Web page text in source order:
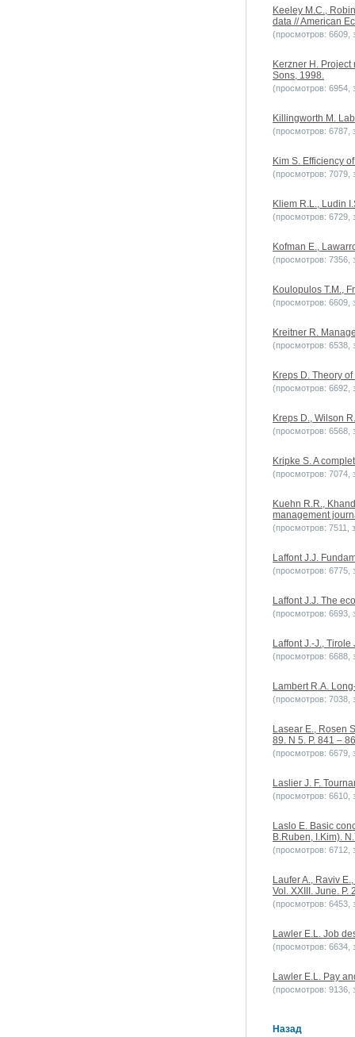
Keeley M.C.,
data // American
(просмотров: 6609,
Kerzner H.
Sons, 1998.
(просмотров: 6954,
Killingworth M.
(просмотров: 6787,
Kim S. Efficiency
(просмотров: 7079,
Kliem R.L., Ludin
(просмотров: 6729,
Kofman E.,
(просмотров: 7356,
Koulopulos T.M.,
(просмотров: 6609,
Kreitner R.
(просмотров: 6538,
Kreps D. Theory
(просмотров: 6692,
Kreps D., Wilson
(просмотров: 6568,
Kripke S. A
(просмотров: 7074,
Kuehn R.R.,
management
(просмотров: 7511,
Laffont J.J.
(просмотров: 6775,
Laffont J.J. The
(просмотров: 6693,
Laffont J.-J.,
(просмотров: 6688,
Lambert R.A.
(просмотров: 7038,
Lasear E., Rosen
89. N 5. P. 841 –
(просмотров: 6679,
Laslier J. F.
(просмотров: 6610,
Laslo E. Basic
B.Ruben, I.Kim).
(просмотров: 6712,
Laufer A., Raviv
Vol. XXIII. June. P.
(просмотров: 6453,
Lawler E.L. Job
(просмотров: 6634,
Lawler E.L. Pay
(просмотров: 9136,
Назад